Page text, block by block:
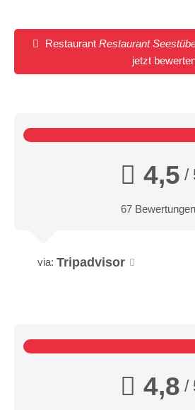
Restaurant Restaurant
jetzt
4,5 /
67 Bewertungen
via: Tripadvisor
4,8 /